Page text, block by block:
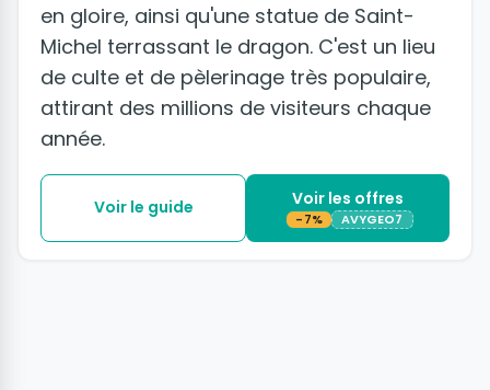
en gloire, ainsi qu'une statue de Saint-
Michel terrassant le dragon. C'est un lieu
de culte et de pèlerinage très populaire,
attirant des millions de visiteurs chaque
année.
Voir le guide Voir les offres
-7% AVYGEO7